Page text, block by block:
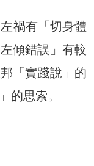
禍有「切身體
傾錯誤」有較
「實踐說」的
的思索。